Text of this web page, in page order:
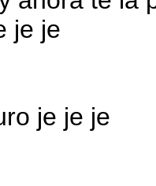
je je
je je je